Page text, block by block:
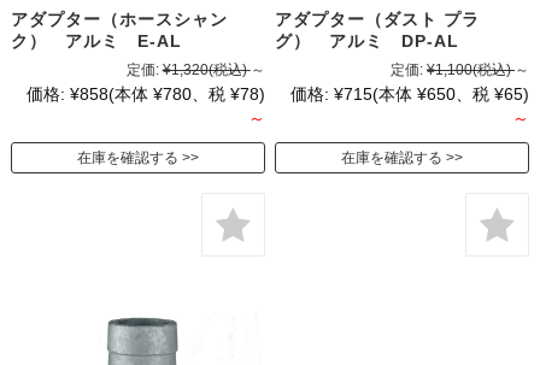
アダプター（ホースシャン
ク） アルミ E-AL
定価: ¥1,320(税込) ～
価格: ¥858(本体 ¥780、税 ¥78)
～
在庫を確認する
アダプター（ダスト プラ
グ） アルミ DP-AL
定価: ¥1,100(税込) ～
価格: ¥715(本体 ¥650、税 ¥65)
～
在庫を確認する